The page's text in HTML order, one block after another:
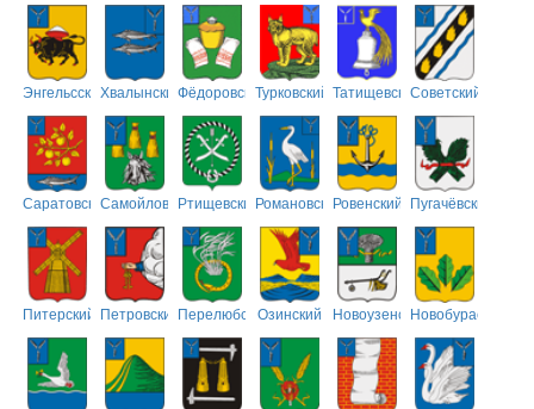
ЭнгельсскийХвалынскийФёдоровскийТурковский ТатищевскийСоветский
СаратовскийСамойловскийРтищевскийРомановскийРовенский Пугачёвский
Питерский ПетровскийПерелюбскийОзинский НовоузенскийНовобурасский